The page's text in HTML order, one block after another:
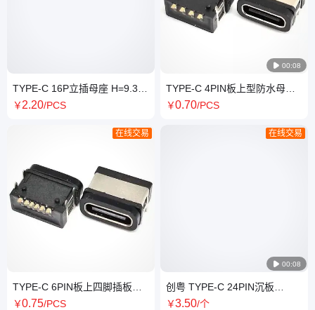
TYPE-C 16P立插母座 H=9.3
10.0 10.5 12.4 13.1 13.7 15.0
￥2.20/PCS
在线交易
TYPE-C 6PIN板上四脚插板
SMT防水母座 后定位柱 防水等
￥0.75/PCS
 00:08
TYPE-C 4PIN板上型防水母座
四脚插板SMT 后定位柱 防水等
￥0.70/PCS
 00:08
在线交易
创粤 TYPE-C 24PIN沉板
DIP+SMT防水母座 有柱 防水
￥3.50/个